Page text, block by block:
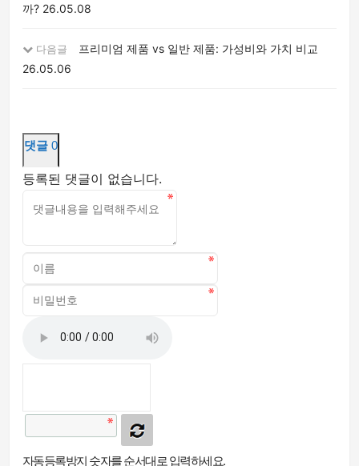
까? 26.05.08
다음글
프리미엄 제품 vs 일반 제품: 가성비와 가치 비교
26.05.06
댓글 0
등록된 댓글이 없습니다.
자동등록방지 숫자를 순서대로 입력하세요.